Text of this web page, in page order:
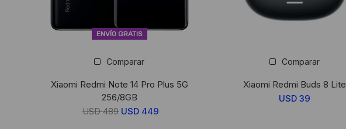
ENVÍO GRATIS
Comparar
Xiaomi Redmi Note 14 Pro Plus 5G
256/8GB
USD489 El
USD 449
Comparar
Xiaomi Redmi Buds 8 Lite
USD 39